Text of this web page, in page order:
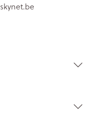
skynet.be